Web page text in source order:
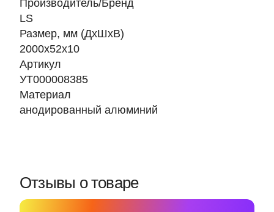
Производитель/Бренд
LS
Размер, мм (ДхШхВ)
2000х52x10
Артикул
УТ000008385
Материал
анодированный алюминий
Отзывы о товаре